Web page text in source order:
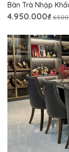
Bàn Trà Nhập
4.950.000₫